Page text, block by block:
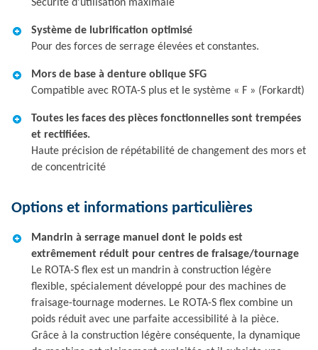
Sécurité d'utilisation maximale
Système de lubrification optimisé
Pour des forces de serrage élevées et constantes.
Mors de base à denture oblique SFG
Compatible avec ROTA-S plus et le système « F » (Forkardt)
Toutes les faces des pièces fonctionnelles sont trempées
et rectifiées.
Haute précision de répétabilité de changement des mors et
de concentricité
Options et informations particulières
Mandrin à serrage manuel dont le poids est
extrêmement réduit pour centres de fraisage/tournage
Le ROTA-S flex est un mandrin à construction légère
flexible, spécialement développé pour des machines de
fraisage-tournage modernes. Le ROTA-S flex combine un
poids réduit avec une parfaite accessibilité à la pièce.
Grâce à la construction légère conséquente, la dynamique